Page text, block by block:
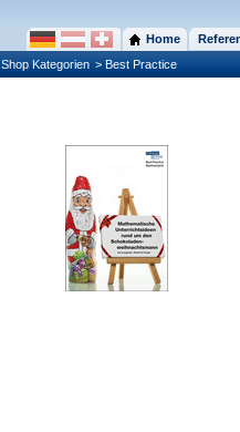
Home
Shop Kategorien > Best Practice